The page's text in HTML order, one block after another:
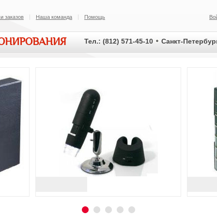
заказов Наша команда Помощь
Тел.: (812) 571-45-10 Санкт-